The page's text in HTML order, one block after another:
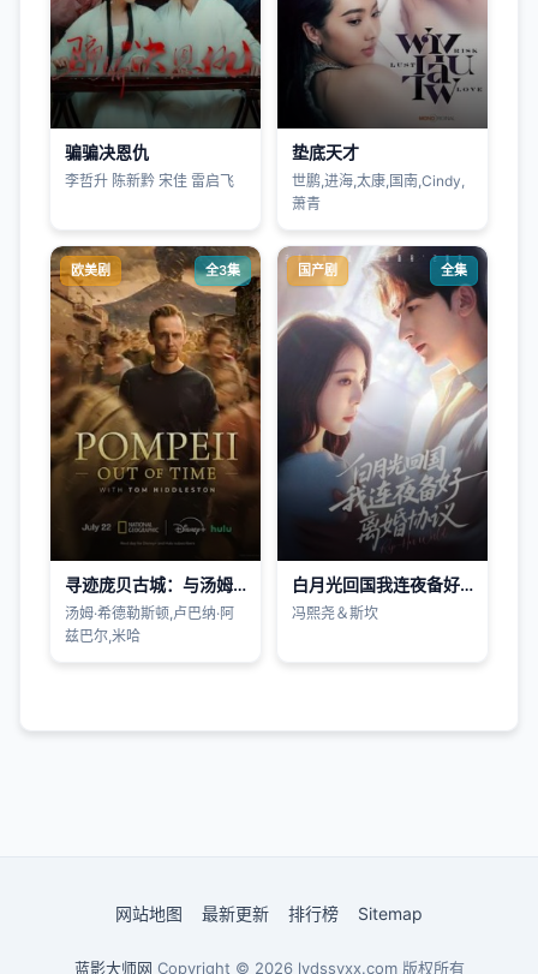
骗骗决恩仇
李哲升 陈新黔 宋佳 雷启飞
垫底天才
世鹏,进海,太康,国南,Cindy,
萧青
欧美剧 全3集
寻迹庞贝古城：与汤姆·希德勒斯顿同行
汤姆·希德勒斯顿,卢巴纳·阿
兹巴尔,米哈
国产剧 全集
白月光回国我连夜备好离婚协议
冯熙尧＆斯坎
网站地图 最新更新 排行榜 Sitemap
蓝影大师网 Copyright © 2026 lydssyxx.com 版权所有